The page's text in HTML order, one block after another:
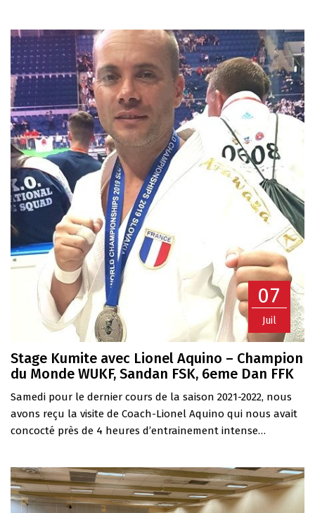
07
Juil
Stage Kumite avec Lionel Aquino – Champion
du Monde WUKF, Sandan FSK, 6eme Dan FFK
Samedi pour le dernier cours de la saison 2021-2022, nous
avons reçu la visite de Coach-Lionel Aquino qui nous avait
concocté près de 4 heures d’entrainement intense…